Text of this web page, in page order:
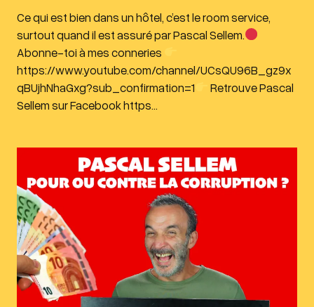
Ce qui est bien dans un hôtel, c’est le room service,
surtout quand il est assuré par Pascal Sellem.
Abonne-toi à mes conneries
https://www.youtube.com/channel/UCsQU96B_gz9x
qBUjhNhaGxg?sub_confirmation=1
Retrouve Pascal
Sellem sur Facebook https…